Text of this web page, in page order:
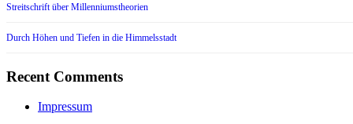
Streitschrift über Millenniumstheorien
Durch Höhen und Tiefen in die Himmelsstadt
Recent Comments
Impressum